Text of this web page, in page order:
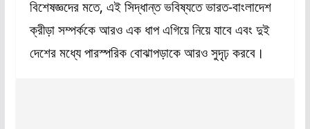
বিশেষজ্ঞদের মতে, এই সিদ্ধান্ত ভবিষ্যতে ভারত-বাংলাদেশ
ক্রীড়া সম্পর্ককে আরও এক ধাপ এগিয়ে নিয়ে যাবে এবং দুই
দেশের মধ্যে পারস্পরিক বোঝাপড়াকে আরও সুদৃঢ় করবে।